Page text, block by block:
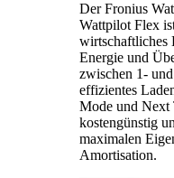
Der Fronius
Wattpilot Flex
wirtschaftliches
Energie und
zwischen 1-
effizientes
Mode und
kostengünstig
maximalen
Amortisation.